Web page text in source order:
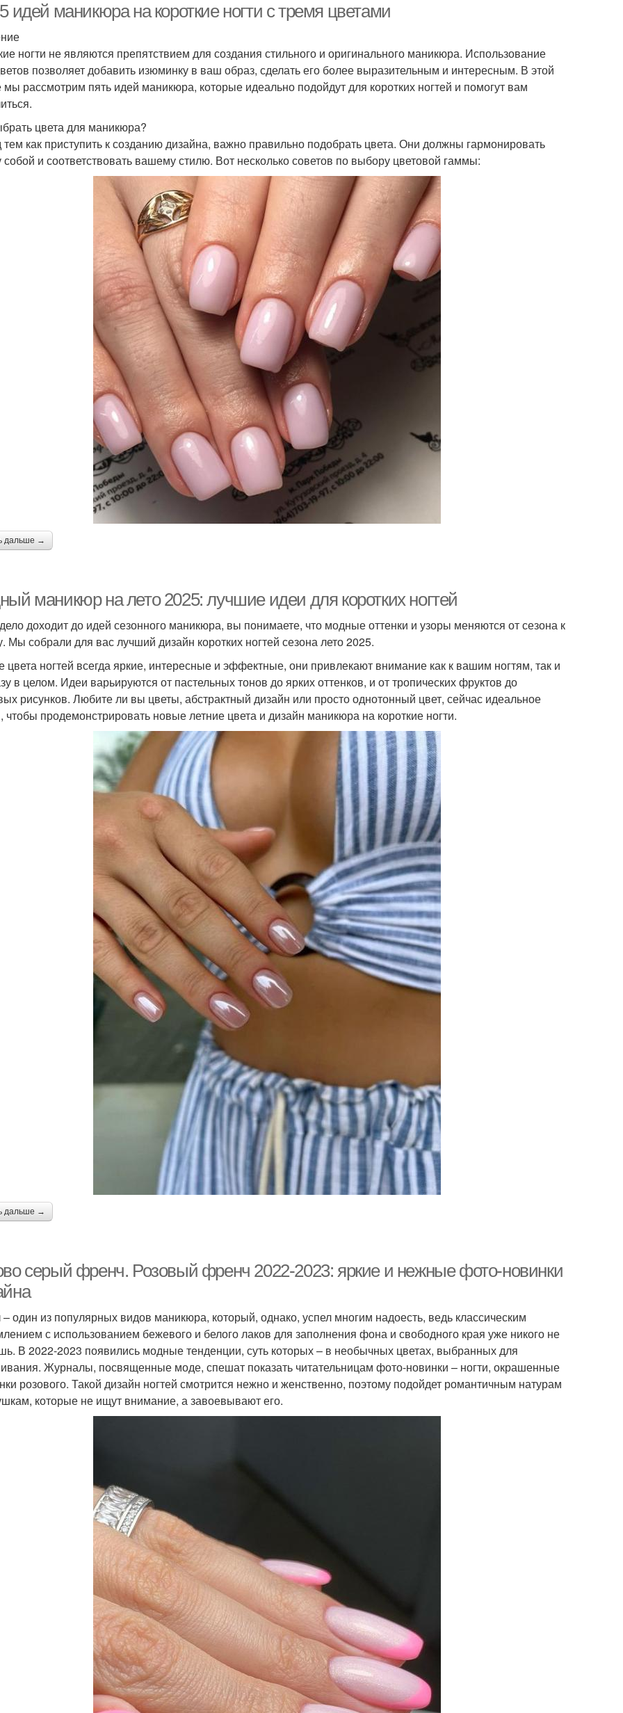
идей маникюра на короткие ногти с тремя цветами
ногти не являются препятствием для создания стильного и оригинального маникюра. Использование
позволяет добавить изюминку в ваш образ, сделать его более выразительным и интересным. В этой
мы рассмотрим пять идей маникюра, которые идеально подойдут для коротких ногтей и помогут вам
цвета для маникюра?
как приступить к созданию дизайна, важно правильно подобрать цвета. Они должны гармонировать
и соответствовать вашему стилю. Вот несколько советов по выбору цветовой гаммы:
дальше →
маникюр на лето 2025: лучшие идеи для коротких ногтей
доходит до идей сезонного маникюра, вы понимаете, что модные оттенки и узоры меняются от сезона к
Мы собрали для вас лучший дизайн коротких ногтей сезона лето 2025.
цвета ногтей всегда яркие, интересные и эффектные, они привлекают внимание как к вашим ногтям, так и
в целом. Идеи варьируются от пастельных тонов до ярких оттенков, и от тропических фруктов до
рисунков. Любите ли вы цветы, абстрактный дизайн или просто однотонный цвет, сейчас идеальное
чтобы продемонстрировать новые летние цвета и дизайн маникюра на короткие ногти.
дальше →
серый френч. Розовый френч 2022-2023: яркие и нежные фото-новинки
один из популярных видов маникюра, который, однако, успел многим надоесть, ведь классическим
с использованием бежевого и белого лаков для заполнения фона и свободного края уже никого не
В 2022-2023 появились модные тенденции, суть которых – в необычных цветах, выбранных для
Журналы, посвященные моде, спешат показать читательницам фото-новинки – ногти, окрашенные
розового. Такой дизайн ногтей смотрится нежно и женственно, поэтому подойдет романтичным натурам
которые не ищут внимание, а завоевывают его.